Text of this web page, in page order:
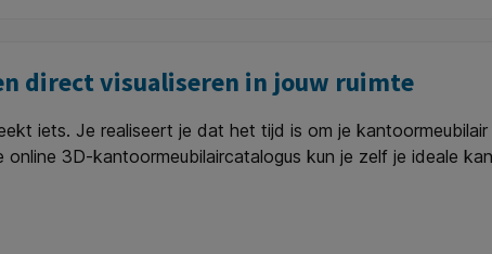
direct visualiseren in jouw ruimte
iets. Je realiseert je dat het tijd is om je
3D-kantoormeubilaircatalogus kun je zelf je ideale